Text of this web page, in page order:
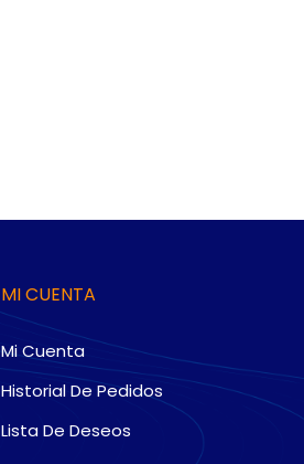
MI CUENTA
Mi Cuenta
Historial De Pedidos
Lista De Deseos